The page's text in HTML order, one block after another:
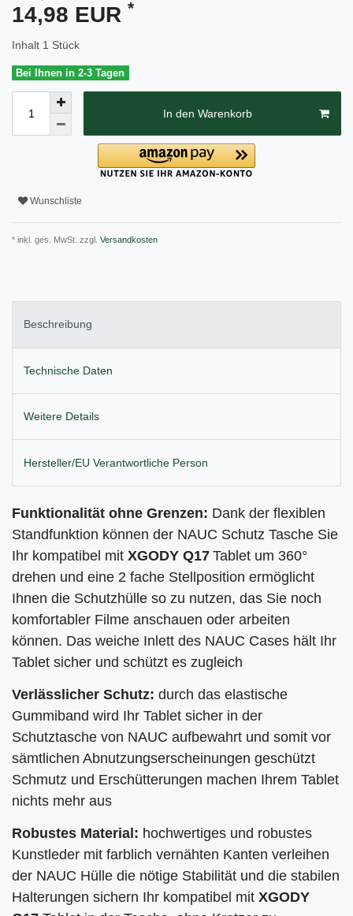
14,98 EUR *
Inhalt 1 Stück
Bei Ihnen in 2-3 Tagen
In den Warenkorb
Wunschliste
* inkl. ges. MwSt. zzgl. Versandkosten
Beschreibung
Technische Daten
Weitere Details
Hersteller/EU Verantwortliche Person
Funktionalität ohne Grenzen: Dank der flexiblen
Standfunktion können der NAUC Schutz Tasche Sie
Ihr kompatibel mit XGODY Q17 Tablet um 360°
drehen und eine 2 fache Stellposition ermöglicht
Ihnen die Schutzhülle so zu nutzen, das Sie noch
komfortabler Filme anschauen oder arbeiten
können. Das weiche Inlett des NAUC Cases hält Ihr
Tablet sicher und schützt es zugleich
Verlässlicher Schutz: durch das elastische
Gummiband wird Ihr Tablet sicher in der
Schutztasche von NAUC aufbewahrt und somit vor
sämtlichen Abnutzungserscheinungen geschützt
Schmutz und Erschütterungen machen Ihrem Tablet
nichts mehr aus
Robustes Material: hochwertiges und robustes
Kunstleder mit farblich vernähten Kanten verleihen
der NAUC Hülle die nötige Stabilität und die stabilen
Halterungen sichern Ihr kompatibel mit XGODY